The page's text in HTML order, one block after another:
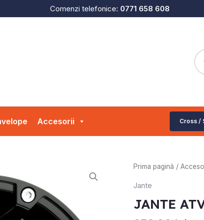
Comenzi telefonice: 0771 658 608
Accesorii Cross /
Prima pagină /
Jante
JANTE
Cantitate
ATV
CAN